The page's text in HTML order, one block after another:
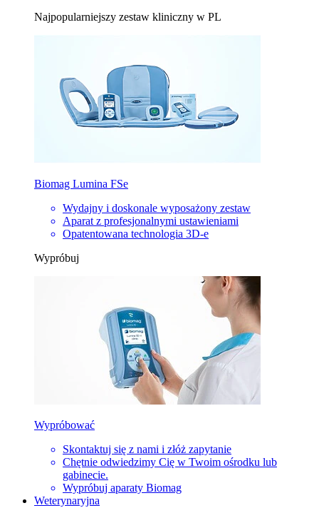
Najpopularniejszy zestaw kliniczny w PL
Biomag Lumina FSe
Wydajny i doskonale wyposażony zestaw
Aparat z profesjonalnymi ustawieniami
Opatentowana technologia 3D-e
Wypróbuj
Wypróbować
Skontaktuj się z nami i złóż zapytanie
Chętnie odwiedzimy Cię w Twoim ośrodku lub
gabinecie.
Wypróbuj aparaty Biomag
Weterynaryjna